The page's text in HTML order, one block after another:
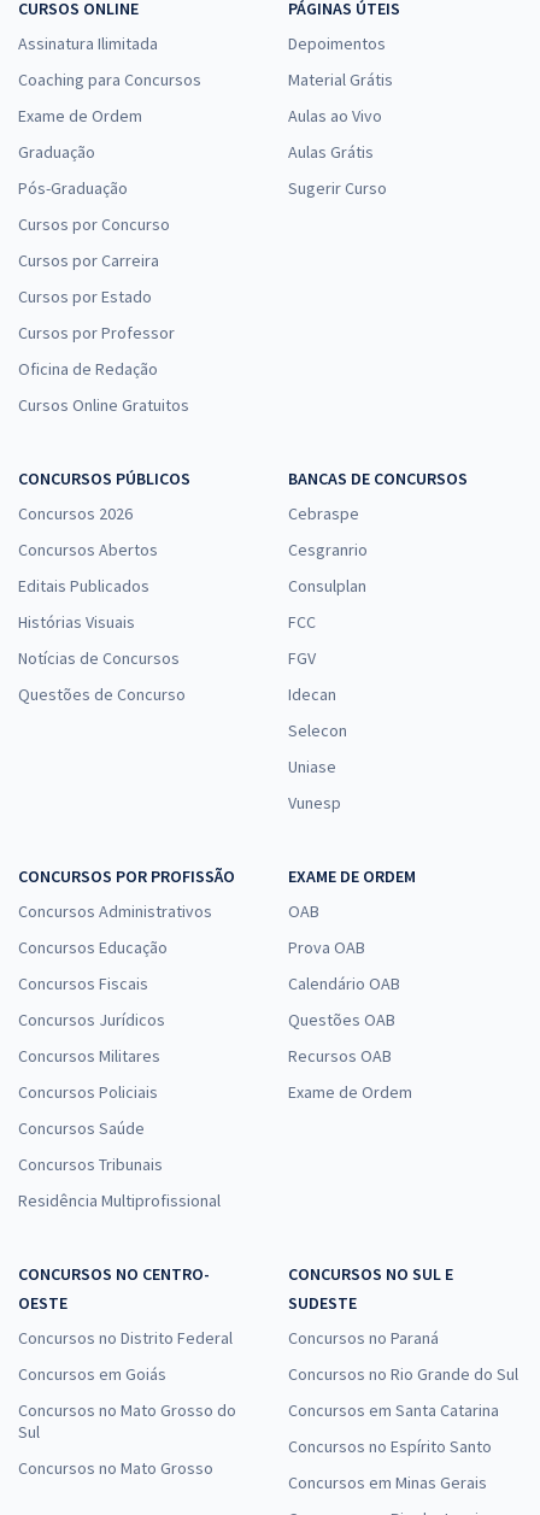
CURSOS ONLINE
Assinatura Ilimitada
Coaching para Concursos
Exame de Ordem
Graduação
Pós-Graduação
Cursos por Concurso
Cursos por Carreira
Cursos por Estado
Cursos por Professor
Oficina de Redação
Cursos Online Gratuitos
PÁGINAS ÚTEIS
Depoimentos
Material Grátis
Aulas ao Vivo
Aulas Grátis
Sugerir Curso
CONCURSOS PÚBLICOS
Concursos 2026
Concursos Abertos
Editais Publicados
Histórias Visuais
Notícias de Concursos
Questões de Concurso
BANCAS DE CONCURSOS
Cebraspe
Cesgranrio
Consulplan
FCC
FGV
Idecan
Selecon
Uniase
Vunesp
CONCURSOS POR PROFISSÃO
Concursos Administrativos
Concursos Educação
Concursos Fiscais
Concursos Jurídicos
Concursos Militares
Concursos Policiais
Concursos Saúde
Concursos Tribunais
Residência Multiprofissional
EXAME DE ORDEM
OAB
Prova OAB
Calendário OAB
Questões OAB
Recursos OAB
Exame de Ordem
CONCURSOS NO CENTRO-
OESTE
Concursos no Distrito Federal
Concursos em Goiás
Concursos no Mato Grosso do
Sul
Concursos no Mato Grosso
CONCURSOS NO SUL E
SUDESTE
Concursos no Paraná
Concursos no Rio Grande do Sul
Concursos em Santa Catarina
Concursos no Espírito Santo
Concursos em Minas Gerais